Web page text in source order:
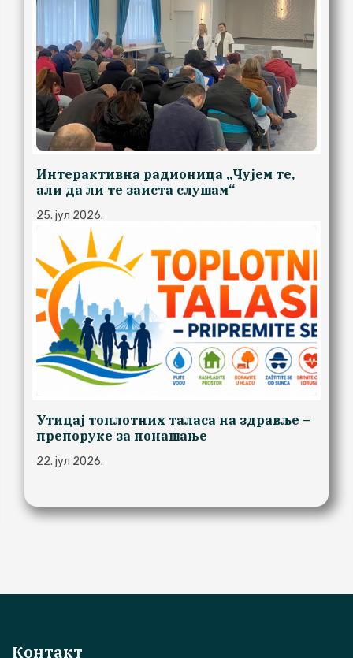
Интерактивна радионица ,,Чујем те,
али да ли те заиста слушам“
25. јул 2026.
Утицај топлотних таласа на здравље –
препоруке за понашање
22. јул 2026.
Контакт